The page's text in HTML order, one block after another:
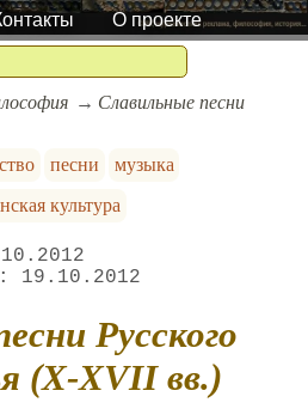
О проекте
Славильные песни
песни
музыка
культура
19.10.2012
(Х-ХVII вв.)